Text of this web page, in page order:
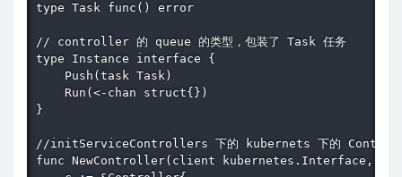
type Task func() error
// controller 的 queue 的类型，包装了 Task 任务
type Instance interface {
    Push(task Task)
    Run(<-chan struct{})
}
//initServiceControllers 下的 kubernets 下的
func NewController(client kubernetes.Interface,